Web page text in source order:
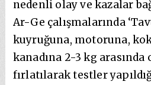
nedenli olay ve kazalar
Ar-Ge çalışmalarında
kuyruğuna, motoruna,
kanadına 2-3 kg arasında
fırlatılarak testler